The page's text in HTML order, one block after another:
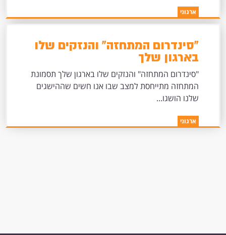
ארגוני
"סינדרום המתחזה" והנזקים שלו
בארגון שלך
"סינדרום המתחזה" והנזקים שלו בארגון שלך תסמונת
המתחזה מתייחסת למצב שבו אנו חשים שההישגים
שלנו הושגו...
ארגוני